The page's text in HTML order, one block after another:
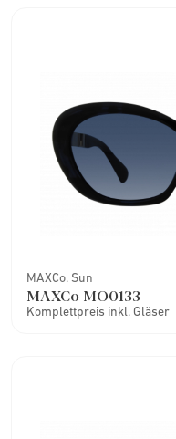
MAXCo. Sun
MAXCo MO0133
Komplettpreis inkl. Gläser